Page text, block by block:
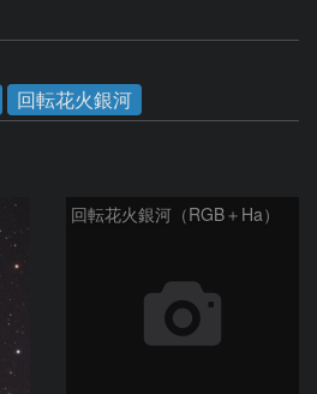
回転花火銀河
回転花火銀河（RGB＋Ha）